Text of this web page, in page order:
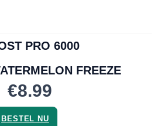
PRO 6000
FREEZE
€8.99
BESTEL NU